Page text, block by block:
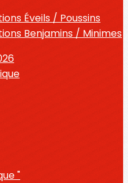
Éveils / Poussins
Benjamins / Minimes
"